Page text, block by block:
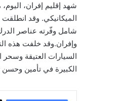
شهد إقليم إفران،
الميكانيكي. وقد
شامل وفّرته عناصر
وإفران.وقد خلفت هذه
السيارات العتيقة وسحر
الكبيرة في تأمين وحسن